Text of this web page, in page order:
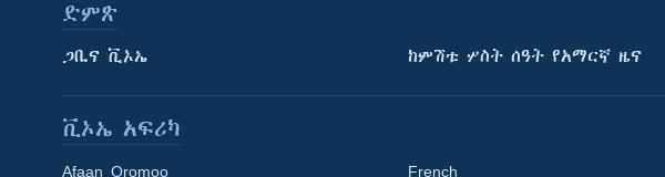
ድምጽ
ጋቢና ቪኦኤ ከምሽቱ ሦስት ሰዓት የአማርኛ ዜና
ቪኦኤ አፍሪካ
Afaan Oromoo French